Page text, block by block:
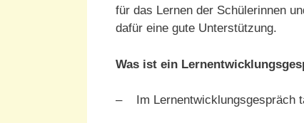
für das Lernen der Schülerinnen
dafür eine gute Unterstützung.
Was ist ein
– Im Lernentwicklungsgespräch